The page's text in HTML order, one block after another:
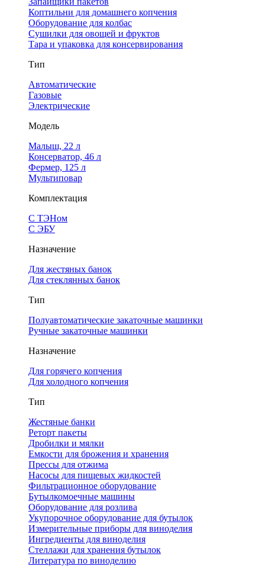
Коптильни для домашнего копчения
Оборудование для колбас
Сушилки для овощей и фруктов
Тара и упаковка для консервирования
Тип
Автоматические
Газовые
Электрические
Модель
Малыш, 22 л
Консерватор, 46 л
Фермер, 125 л
Мультиповар
Комплектация
С ТЭНом
С ЭБУ
Назначение
Для жестяных банок
Для стеклянных банок
Тип
Полуавтоматические закаточные машинки
Ручные закаточные машинки
Назначение
Для горячего копчения
Для холодного копчения
Тип
Жестяные банки
Реторт пакеты
Дробилки и мялки
Емкости для брожения и хранения
Прессы для отжима
Насосы для пищевых жидкостей
Фильтрационное оборудование
Бутылкомоечные машины
Оборудование для розлива
Укупорочное оборудование для бутылок
Измерительные приборы для виноделия
Ингредиенты для виноделия
Стеллажи для хранения бутылок
Литература по виноделию